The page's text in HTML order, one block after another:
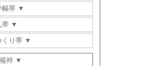
幅帯
帯
くり帯
袢